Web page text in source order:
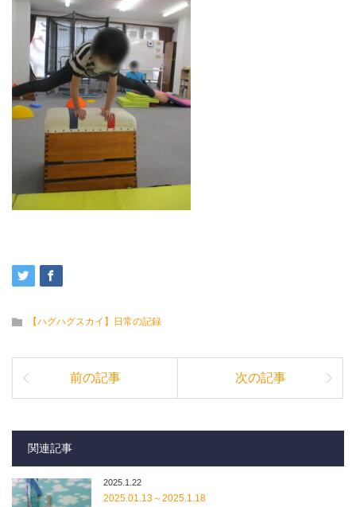
【ハグハグスカイ】日常の記録
前の記事 次の記事
関連記事
2025.1.22
2025.01.13～2025.1.18